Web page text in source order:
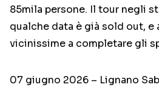
85mila persone. Il tour negli
qualche data è già sold out, e
vicinissime a completare gli
07 giugno 2026 – Lignano